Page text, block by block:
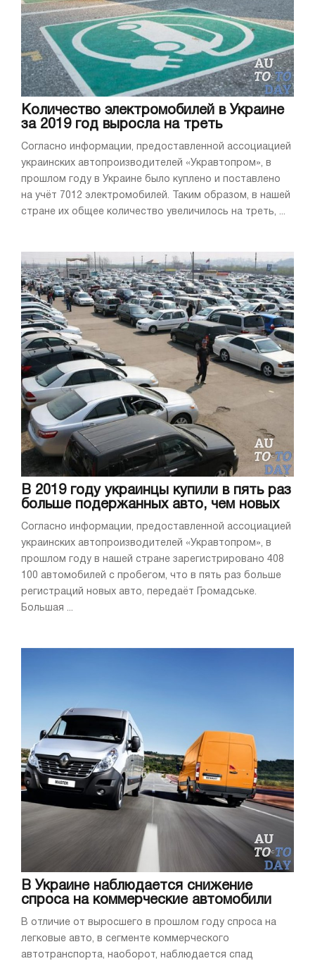
Количество электромобилей в Украине
за 2019 год выросла на треть
Согласно информации, предоставленной ассоциацией
украинских автопроизводителей «Укравтопром», в
прошлом году в Украине было куплено и поставлено
на учёт 7012 электромобилей. Таким образом, в нашей
стране их общее количество увеличилось на треть, ...
В 2019 году украинцы купили в пять раз
больше подержанных авто, чем новых
Согласно информации, предоставленной ассоциацией
украинских автопроизводителей «Укравтопром», в
прошлом году в нашей стране зарегистрировано 408
100 автомобилей с пробегом, что в пять раз больше
регистраций новых авто, передаёт Громадське.
Большая ...
В Украине наблюдается снижение
спроса на коммерческие автомобили
В отличие от выросшего в прошлом году спроса на
легковые авто, в сегменте коммерческого
автотранспорта, наоборот, наблюдается спад